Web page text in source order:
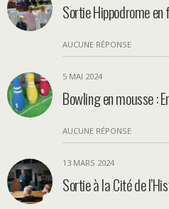
Sortie Hippodrome
AUCUNE RÉPONSE
5 MAI 2024
Bowling en mousse :
AUCUNE RÉPONSE
13 MARS 2024
Sortie à la Cité de